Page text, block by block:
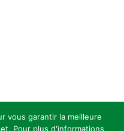
vous garantir la meilleure
Pour plus d'informations,